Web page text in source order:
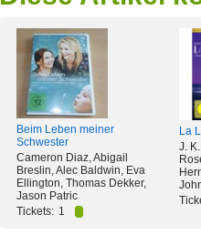
Beim Leben meiner
Schwester
Cameron Diaz, Abigail
Breslin, Alec Baldwin, Eva
Ellington, Thomas Dekker,
Jason Patric
Tickets: 1
La
J.